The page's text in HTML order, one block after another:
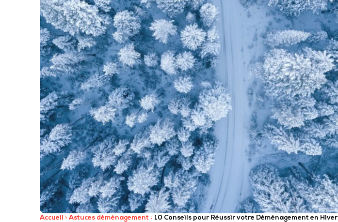
Accueil Astuces déménagement 10 Conseils pour Réussir votre Déménagement en Hiver